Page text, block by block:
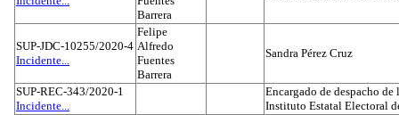
Barrera
SUP-JDC-10255/2020-4
Incidente...
Felipe
Alfredo
Fuentes
Barrera
Sandra Pérez Cruz
SUP-REC-343/2020-1
Incidente...
Encargado de despacho
Instituto Estatal Electoral